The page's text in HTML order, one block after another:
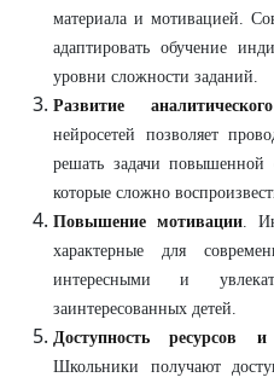
материала и мотивацией.
адаптировать обучение
уровни сложности заданий.
Развитие
нейросетей позволяет
решать задачи повышенной
которые сложно
Повышение мотивации.
характерные для
интересными и
заинтересованных детей.
Доступность ресурсов
Школьники получают